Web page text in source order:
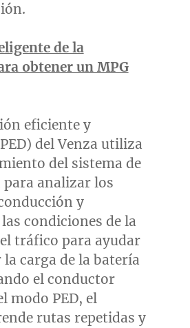
de la
obtener un MPG
eficiente y
del Venza utiliza
del sistema de
para analizar los
y
condiciones de la
tráfico para ayudar
carga de la batería
el conductor
modo PED, el
rutas repetidas y